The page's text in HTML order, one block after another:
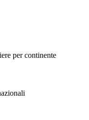
per continente